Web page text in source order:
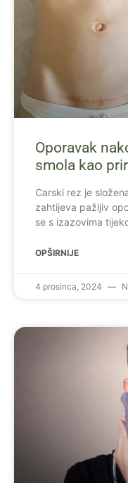
Oporavak
smola kao
Carski rez je
zahtijeva pažljiv
se s izazovima
OPŠIRNIJE
4 prosinca, 2024